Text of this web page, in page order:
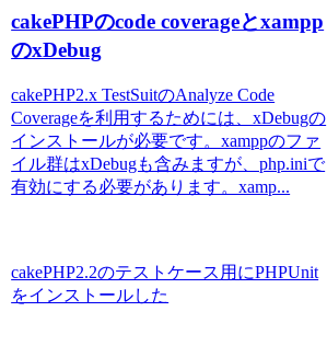
cakePHPのcode coverageとxampp
のxDebug
cakePHP2.x TestSuitのAnalyze Code
Coverageを利用するためには、xDebugの
インストールが必要です。xamppのファ
イル群はxDebugも含みますが、php.iniで
有効にする必要があります。xamp...
cakePHP2.2のテストケース用にPHPUnit
をインストールした